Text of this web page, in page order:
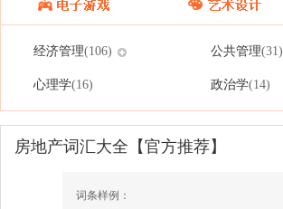
经济管理(106) 公共管理(31)
心理学(16) 政治学(14)
房地产词汇大全【官方推荐】
词条样例：